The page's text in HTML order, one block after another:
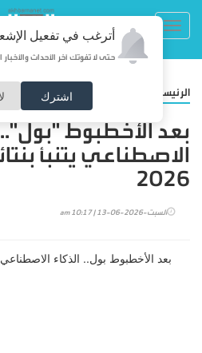
أترغب في تفعيل
حتى لا تفوتك آخر الأحداث والأخبار
اشترك الرئيسية
بعد الأخطبوط "بول"..
الاصطناعي يتنبأ
2026
السبت-2026-06-13 | 10:17 am